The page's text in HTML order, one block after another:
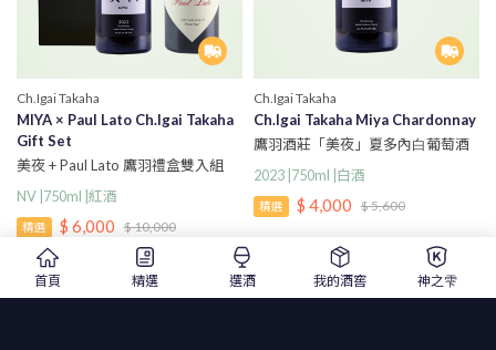
Ch.Igai Takaha
MIYA × Paul Lato Ch.Igai Takaha
Gift Set
美夜 + Paul Lato 鷹羽禮盒雙入組
NV |750ml |紅酒
精選 $ 6,000 $ 10,000
Ch.Igai Takaha
Ch.Igai Takaha Miya Chardonnay
鷹羽酒莊「美夜」夏多內⽩葡萄酒
2023 |750ml |白酒
精選 $ 4,000 $ 5,600
首頁 精選 選酒 我的酒窖 神之雫